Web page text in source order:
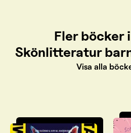
Fler böcker
Skönlitteratur
Visa alla